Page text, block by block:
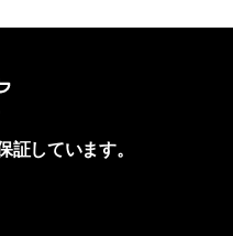
証しています。